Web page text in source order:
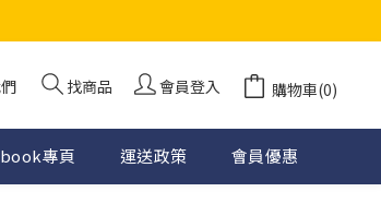
找商品 會員登入 購物車(0)
專頁 運送政策 會員優惠